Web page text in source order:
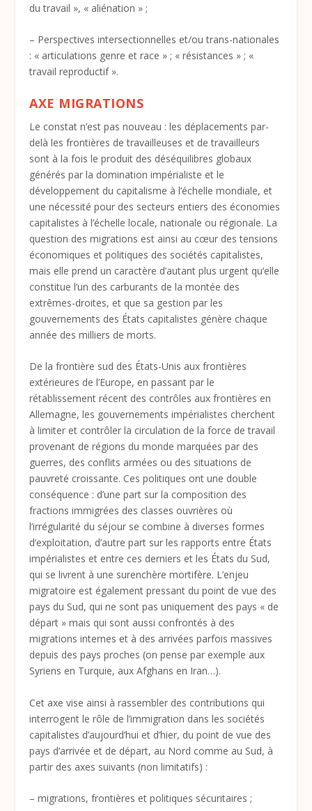
du travail », « aliénation » ;
– Perspectives intersectionnelles et/ou trans-nationales
: « articulations genre et race » ; « résistances » ; «
travail reproductif ».
AXE MIGRATIONS
Le constat n’est pas nouveau : les déplacements par-
delà les frontières de travailleuses et de travailleurs
sont à la fois le produit des déséquilibres globaux
générés par la domination impérialiste et le
développement du capitalisme à l’échelle mondiale, et
une nécessité pour des secteurs entiers des économies
capitalistes à l’échelle locale, nationale ou régionale. La
question des migrations est ainsi au cœur des tensions
économiques et politiques des sociétés capitalistes,
mais elle prend un caractère d’autant plus urgent qu’elle
constitue l’un des carburants de la montée des
extrêmes-droites, et que sa gestion par les
gouvernements des États capitalistes génère chaque
année des milliers de morts.
De la frontière sud des États-Unis aux frontières
extérieures de l’Europe, en passant par le
rétablissement récent des contrôles aux frontières en
Allemagne, les gouvernements impérialistes cherchent
à limiter et contrôler la circulation de la force de travail
provenant de régions du monde marquées par des
guerres, des conflits armées ou des situations de
pauvreté croissante. Ces politiques ont une double
conséquence : d’une part sur la composition des
fractions immigrées des classes ouvrières où
l’irrégularité du séjour se combine à diverses formes
d’exploitation, d’autre part sur les rapports entre États
impérialistes et entre ces derniers et les États du Sud,
qui se livrent à une surenchère mortifère. L’enjeu
migratoire est également pressant du point de vue des
pays du Sud, qui ne sont pas uniquement des pays « de
départ » mais qui sont aussi confrontés à des
migrations internes et à des arrivées parfois massives
depuis des pays proches (on pense par exemple aux
Syriens en Turquie, aux Afghans en Iran…).
Cet axe vise ainsi à rassembler des contributions qui
interrogent le rôle de l’immigration dans les sociétés
capitalistes d’aujourd’hui et d’hier, du point de vue des
pays d’arrivée et de départ, au Nord comme au Sud, à
partir des axes suivants (non limitatifs) :
– migrations, frontières et politiques sécuritaires ;